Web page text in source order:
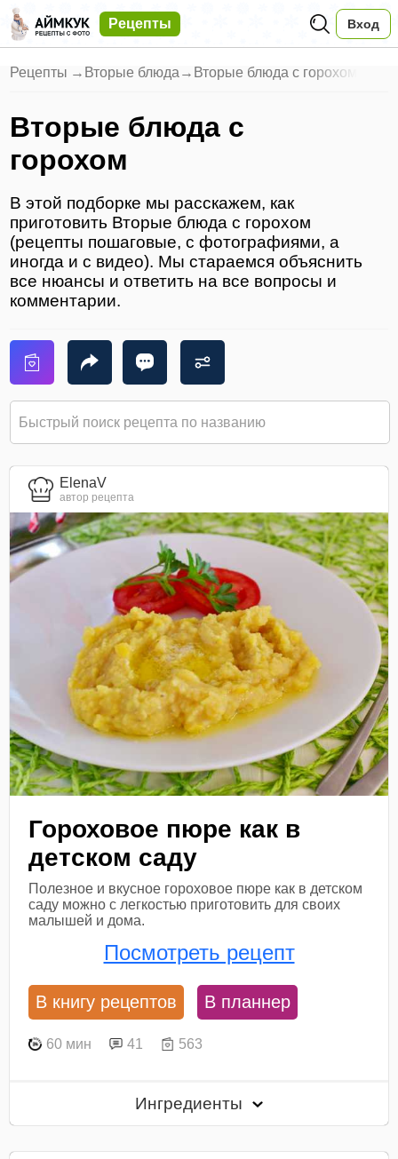
Рецепты Вход
Рецепты → Вторые блюда → Вторые блюда с горохом
Вторые блюда с
горохом
В этой подборке мы расскажем, как
приготовить Вторые блюда с горохом
(рецепты пошаговые, с фотографиями, а
иногда и с видео). Мы стараемся объяснить
все нюансы и ответить на все вопросы и
комментарии.
ElenaV
автор рецепта
Гороховое пюре как в
детском саду
Полезное и вкусное гороховое пюре как в детском
саду можно с легкостью приготовить для своих
малышей и дома.
Посмотреть рецепт
В книгу рецептов В планнер
60 мин 41 563
Ингредиенты